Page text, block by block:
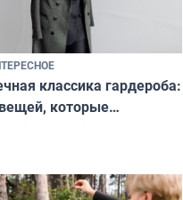
классика гардероба:
которые
в любой сезон